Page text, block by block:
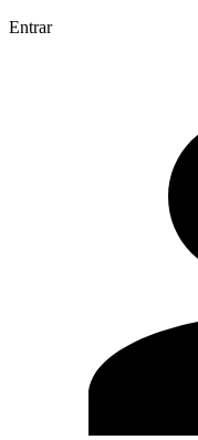
Entrar